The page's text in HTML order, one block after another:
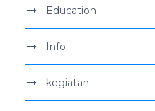
Education
Info
kegiatan